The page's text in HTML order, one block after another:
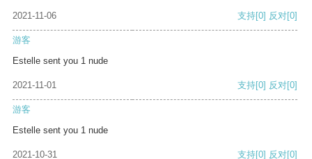
2021-11-06 支持[0] 反对[0]
游客
Estelle sent you 1 nude
2021-11-01 支持[0] 反对[0]
游客
Estelle sent you 1 nude
2021-10-31 支持[0] 反对[0]